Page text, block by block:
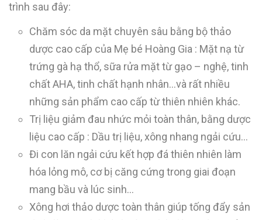
trình sau đây:
Chăm sóc da mặt chuyên sâu bằng bộ thảo
dược cao cấp của Mẹ bé Hoàng Gia : Mặt nạ từ
trứng gà hạ thổ, sữa rửa mặt từ gạo – nghệ, tinh
chất AHA, tinh chất hạnh nhân…và rất nhiều
những sản phẩm cao cấp từ thiên nhiên khác.
Trị liệu giảm đau nhức mỏi toàn thân, bằng dược
liệu cao cấp : Dầu trị liệu, xông nhang ngải cứu…
Đi con lăn ngải cứu kết hợp đá thiên nhiên làm
hóa lỏng mô, cơ bị căng cứng trong giai đoạn
mang bầu và lúc sinh…
Xông hơi thảo dược toàn thân giúp tống đẩy sản